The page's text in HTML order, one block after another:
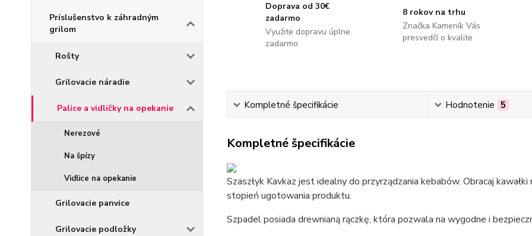
Príslušenstvo k záhradným
grilom
Rošty
Grilovacie náradie
Palice a vidličky na opekanie
Nerezové
Na špízy
Vidlice na opekanie
Grilovacie panvice
Grilovacie podložky
Doprava od 30€
zadarmo
Využite dopravu úplne
zadarmo
8 rokov na trhu
Značka Kameník Vás
presvedčí o kvalite
Kompletné špecifikácie Hodnotenie 5
Kompletné špecifikácie
Szaszłyk Kavkaz jest idealny do przyrządzania kebabów. Obracaj
stopień ugotowania produktu.
Szpadel posiada drewnianą rączkę, która pozwala na wygodne i